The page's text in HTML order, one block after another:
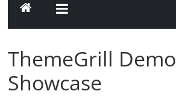
ThemeGrill Demo
Showcase